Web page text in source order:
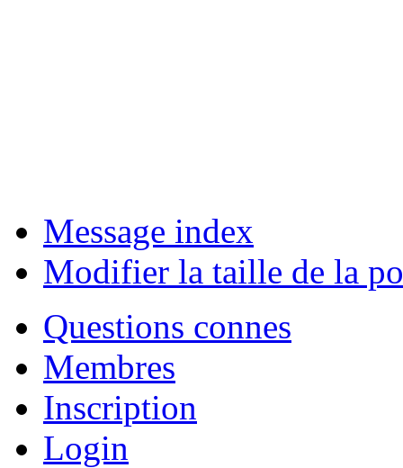
Message index
Modifier la taille de la
Questions connes
Membres
Inscription
Login